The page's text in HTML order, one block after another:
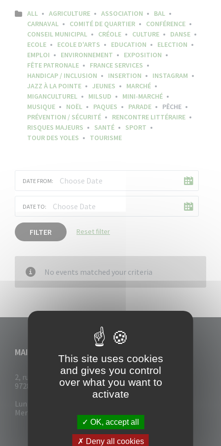
ALL AGRICULTURE ASSOCIATION
BAL
CARNAVAL
COMITÉ DE QUARTIER
CONFÉRENCE
CONSEIL MUNICIPAL
CRÉOLE CULTURE
DANSE
ECOLE
ECOLE D'ARTS EDUCATION
ELECTION
EMPLOI
ENVIRONNEMENT
EXPOSITION
FÊTE PATRONALE
FRANCE SERVICES
HANDICAP / INCLUSION
INSERTION
INSTAGRAM
JAZZ À LA POINTE
JEUNES
MARCHÉ
MIGANCULTUREL
MILSUD
MINI-MARCHÉ
MUSIQUE
NOËL PAQUES PARADE
PÊCHE
PRÉVENTION / SÉCURITÉ
RENCONTRE LITTÉRAIRE
RISQUES MAJEURS
SANTÉ
SPORT
TOUR DES YOLES
TOURISME
DATE FROM:
DATE TO:
FILTER Reset filter
No events matched your criteria
MAIRIE DU VAUCLIN
2, rue Collignon
97280 Le Vauclin
Lun - Mar : 7h30- 13h & 14h-17h
Mer-Jeu-Vend : 7h30 - 13h30
This site uses cookies
and gives you control
over what you want to
activate
OK, accept all
Deny all cookies